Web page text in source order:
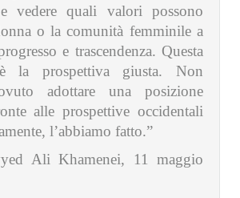
vedere quali valori possono
o la comunità femminile a
e trascendenza. Questa
la prospettiva giusta. Non
adottare una posizione
alle prospettive occidentali
l’abbiamo fatto.”
Ali Khamenei, 11 maggio